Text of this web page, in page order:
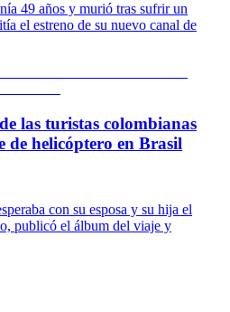
49 años y murió tras sufrir un
el estreno de su nuevo canal de
las turistas colombianas
de helicóptero en Brasil
con su esposa y su hija el
publicó el álbum del viaje y